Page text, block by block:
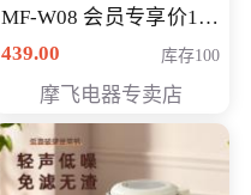
MF-W08 会员专享价198
元
439.00 库存100
摩飞电器专卖店